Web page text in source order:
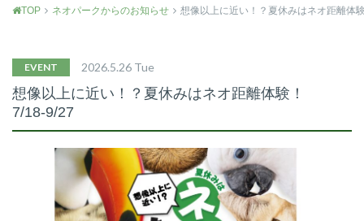
TOP ネオパークからのお知らせ 想像以上に近い！？夏休みはネオ距離
EVENT 2026.5.26 Tue
想像以上に近い！？夏休みはネオ距離体験！
7/18-9/27